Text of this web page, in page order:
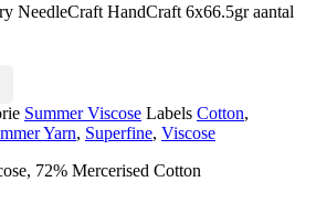
NeedleCraft HandCraft 6x66.5gr aantal
Summer Viscose Labels Cotton,
Yarn, Superfine, Viscose
72% Mercerised Cotton